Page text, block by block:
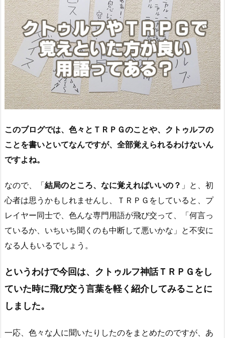
このブログでは、色々とＴＲＰＧのことや、クトゥルフの
ことを書いといてなんですが、全部覚えられるわけないん
ですよね。
なので、「結局のところ、なに覚えればいいの？ 」と、初
心者は思うかもしれませんし、ＴＲＰＧをしていると、プ
レイヤー同士で、色んな専門用語が飛び交って、「何言っ
ているか、いちいち聞くのも中断して悪いかな」と不安に
なる人もいるでしょう。
というわけで今回は、クトゥルフ神話ＴＲＰＧをし
ていた時に飛び交う言葉を軽く紹介してみることに
しました。
一応、色々な人に聞いたりしたのをまとめたのですが、あ